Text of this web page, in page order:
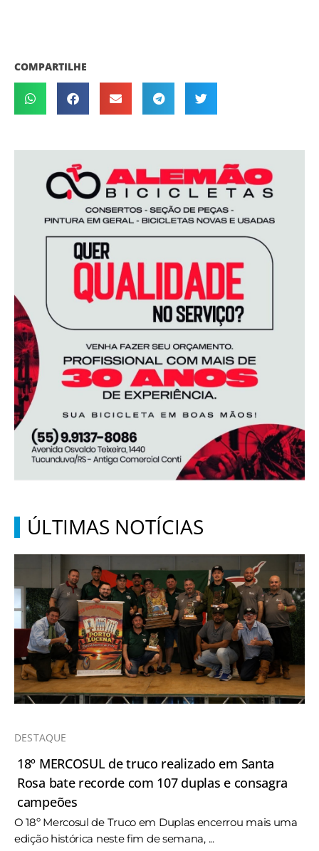
COMPARTILHE
ÚLTIMAS NOTÍCIAS
DESTAQUE
18º MERCOSUL de truco realizado em Santa
Rosa bate recorde com 107 duplas e consagra
campeões
O 18º Mercosul de Truco em Duplas encerrou mais uma
edição histórica neste fim de semana, ...